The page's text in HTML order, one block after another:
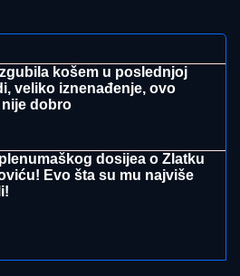
PO PODUDragan Stanković
kako slavi rođendan nove
već žive zajedno, odao ih